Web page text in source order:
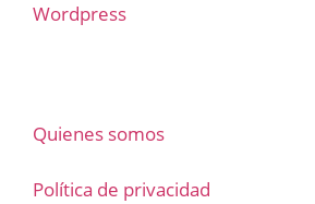
Wordpress
Quienes somos
Política de privacidad